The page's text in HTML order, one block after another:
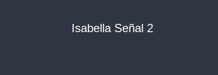
Isabella Señal 2